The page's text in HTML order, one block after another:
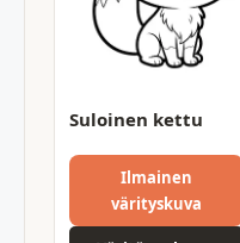
Suloinen kettu
Ilmainen
värityskuva